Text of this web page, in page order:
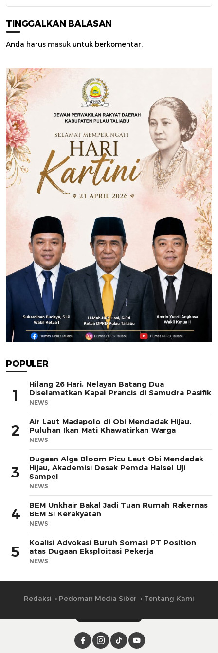
TINGGALKAN BALASAN
Anda harus masuk untuk berkomentar.
POPULER
1
Hilang 26 Hari, Nelayan Batang Dua
Diselamatkan Kapal Prancis di Samudra Pasifik
NEWS
2
Air Laut Madapolo di Obi Mendadak Hijau,
Puluhan Ikan Mati Khawatirkan Warga
NEWS
3
Dugaan Alga Bloom Picu Laut Obi Mendadak
Hijau, Akademisi Desak Pemda Halsel Uji
Sampel
NEWS
4
BEM Unkhair Bakal Jadi Tuan Rumah Rakernas
BEM SI Kerakyatan
NEWS
5
Koalisi Advokasi Buruh Somasi PT Position
atas Dugaan Eksploitasi Pekerja
NEWS
Redaksi Pedoman Media Siber Tentang Kami